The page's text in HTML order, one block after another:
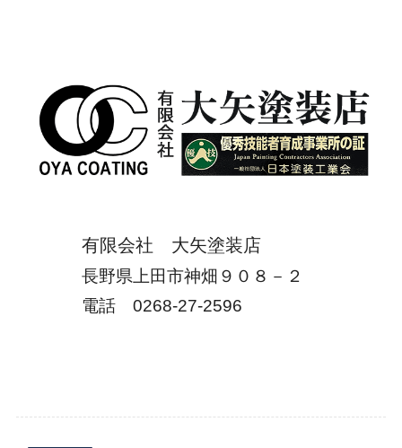
有限会社 大矢塗装店
長野県上田市神畑９０８－２
電話 0268-27-2596